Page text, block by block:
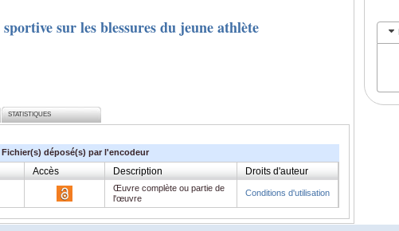
sur les blessures du jeune athlète
STATISTIQUES
Fichier(s) déposé(s) par l'encodeur
Accès Description Droits d'auteur
Œuvre complète ou partie de
l'œuvre
Conditions d'utilisation